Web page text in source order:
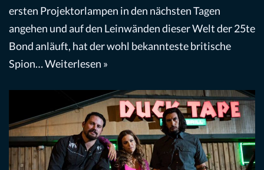
ersten Projektorlampen in den nächsten Tagen
angehen und auf den Leinwänden dieser Welt der 25te
Bond anläuft, hat der wohl bekannteste britische
Spion…Weiterlesen »